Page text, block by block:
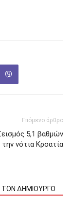
Επόμενο άρθρο
5,1 βαθμών
νότια Κροατία
ΤΟΝ ΔΗΜΙΟΥΡΓΟ